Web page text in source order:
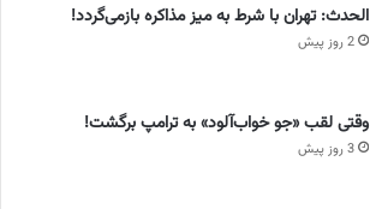
الحدث: تهران با شرط به میز مذاکره بازمی‌گردد!
2 روز پیش
وقتی لقب «جو خواب‌آلود» به ترامپ برگشت!
3 روز پیش